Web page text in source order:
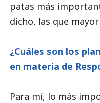
patas más
dicho, las que
¿Cuáles son los
en materia de
Para mí, lo más